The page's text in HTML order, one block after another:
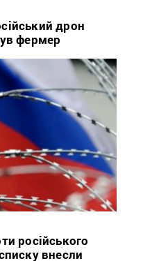
дрон
фермер
російського
внесли